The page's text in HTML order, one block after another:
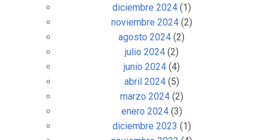
diciembre 2024(1)
noviembre 2024(2)
agosto 2024 (2)
julio 2024(2)
junio 2024(4)
abril 2024(5)
marzo 2024(2)
enero 2024(3)
diciembre 2023 (1)